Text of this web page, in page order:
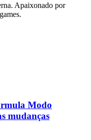
Apaixonado por
Modo
mudanças